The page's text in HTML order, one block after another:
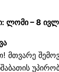
ლომი – 8